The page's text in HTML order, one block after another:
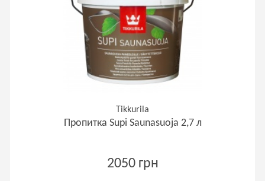
Tikkurila
Пропитка Supi Saunasuoja 2,7 л
2050 грн